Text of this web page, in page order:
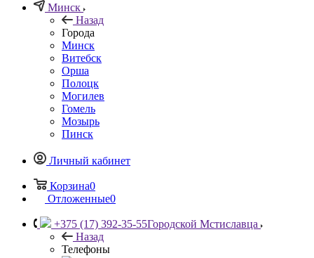
Минск
Назад
Города
Минск
Витебск
Орша
Полоцк
Могилев
Гомель
Мозырь
Пинск
Личный кабинет
Корзина0
Отложенные0
+375 (17) 392-35-55Городской Мстиславца
Назад
Телефоны